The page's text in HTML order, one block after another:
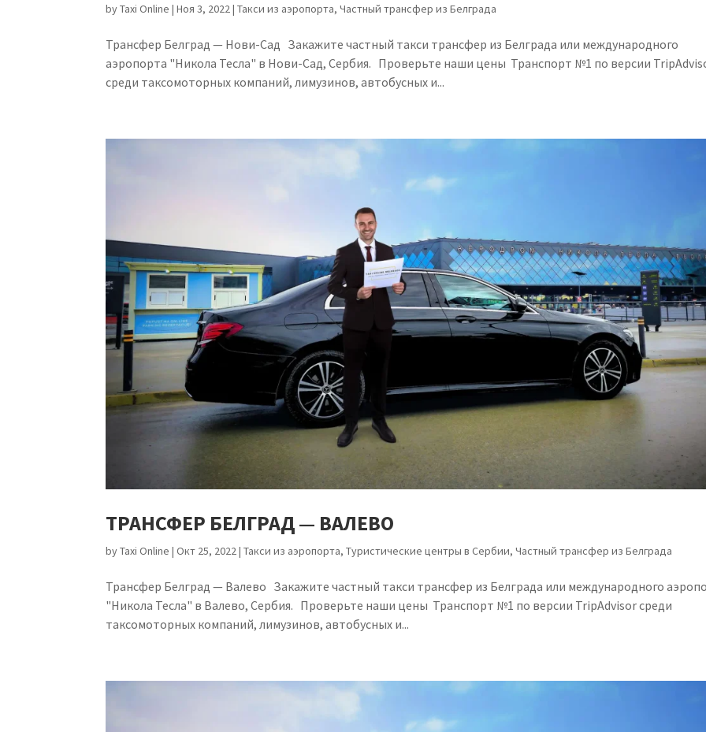
byTaxi Online |Ноя 3, 2022|Такси из аэропорта,Частный трансфер из Белграда
Трансфер Белград — Нови-Сад Закажите частный такси трансфер из Белграда или международного
аэропорта "Никола Тесла" в Нови-Сад, Сербия. Проверьте наши цены Транспорт №1 по версии
среди таксомоторных компаний, лимузинов, автобусных и...
ТРАНСФЕР БЕЛГРАД — ВАЛЕВО
byTaxi Online |Окт 25, 2022|Такси из аэропорта,Туристические центры в Сербии,Частный трансфер из Белграда
Трансфер Белград — Валево Закажите частный такси трансфер из Белграда или международного
"Никола Тесла" в Валево, Сербия. Проверьте наши цены Транспорт №1 по версии TripAdvisor среди
таксомоторных компаний, лимузинов, автобусных и...